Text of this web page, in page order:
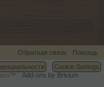
Обратная связь
Помощь
Cookie Settings
Add-ons by Brivium